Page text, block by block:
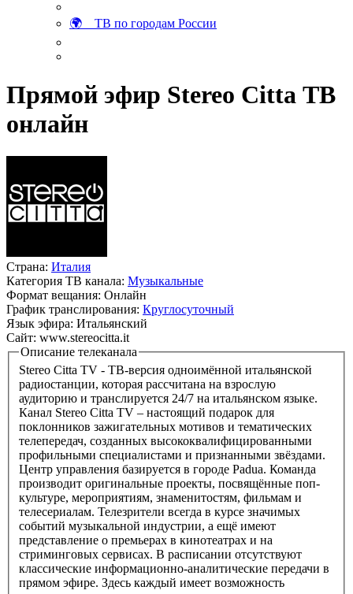
🌍 ТВ по городам России
Прямой эфир Stereo Citta ТВ
онлайн
Страна: Италия
Категория ТВ канала: Музыкальные
Формат вещания: Онлайн
График транслирования: Круглосуточный
Язык эфира: Итальянский
Сайт: www.stereocitta.it
Описание телеканала
Stereo Citta TV - ТВ-версия одноимённой итальянской
радиостанции, которая рассчитана на взрослую
аудиторию и транслируется 24/7 на итальянском языке.
Канал Stereo Citta TV – настоящий подарок для
поклонников зажигательных мотивов и тематических
телепередач, созданных высококвалифицированными
профильными специалистами и признанными звёздами.
Центр управления базируется в городе Padua. Команда
производит оригинальные проекты, посвящённые поп-
культуре, мероприятиям, знаменитостям, фильмам и
телесериалам. Телезрители всегда в курсе значимых
событий музыкальной индустрии, а ещё имеют
представление о премьерах в кинотеатрах и на
стриминговых сервисах. В расписании отсутствуют
классические информационно-аналитические передачи в
прямом эфире. Здесь каждый имеет возможность